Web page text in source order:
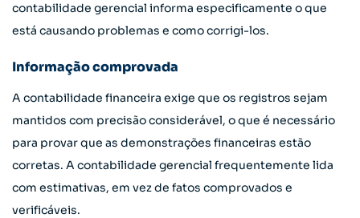
contabilidade gerencial informa especificamente o que
está causando problemas e como corrigi-los.
Informação comprovada
A contabilidade financeira exige que os registros sejam
mantidos com precisão considerável, o que é necessário
para provar que as demonstrações financeiras estão
corretas. A contabilidade gerencial frequentemente lida
com estimativas, em vez de fatos comprovados e
verificáveis.